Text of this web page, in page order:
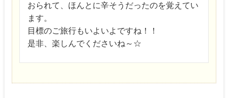
おられて、ほんとに辛そうだったのを覚えてい
ます。
目標のご旅行もいよいよですね！！
是非、楽しんでくださいね～☆